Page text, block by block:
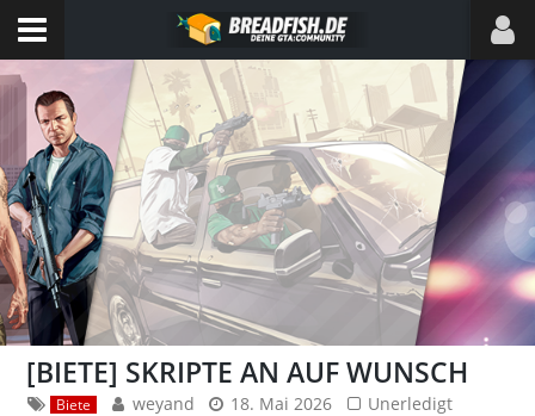
[BIETE] SKRIPTE AN AUF WUNSCH
Biete weyand 18. Mai 2026 Unerledigt